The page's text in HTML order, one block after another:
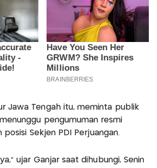
Jawa Tengah itu, meminta publik
pengumuman resmi
Sekjen PDI Perjuangan.
ujar Ganjar saat dihubungi, Senin